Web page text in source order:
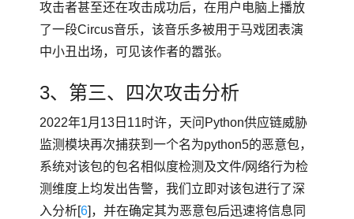
攻击者甚至还在攻击成功后，在用户电脑上播放
了一段Circus音乐，该音乐多被用于马戏团表演
中小丑出场，可见该作者的嚣张。
3、第三、四次攻击分析
2022年1月13日11时许，天问Python供应链威胁
监测模块再次捕获到一个名为python5的恶意包，
系统对该包的包名相似度检测及文件/网络行为检
测维度上均发出告警，我们立即对该包进行了深
入分析[6]，并在确定其为恶意包后迅速将信息同